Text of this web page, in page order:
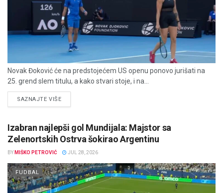
Novak Đoković će na predstojećem US openu ponovo jurišati na
25. grend slem titulu, a kako stvari stoje, i na...
SAZNAJTE VIŠEDETAILS
Izabran najlepši gol Mundijala: Majstor sa
Zelenortskih Ostrva šokirao Argentinu
BY MIŠKO PETROVIĆ JUL 28, 2026
FUDBAL